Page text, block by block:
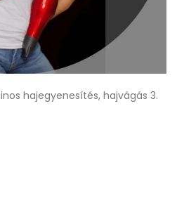
hajegyenesítés, hajvágás 3.